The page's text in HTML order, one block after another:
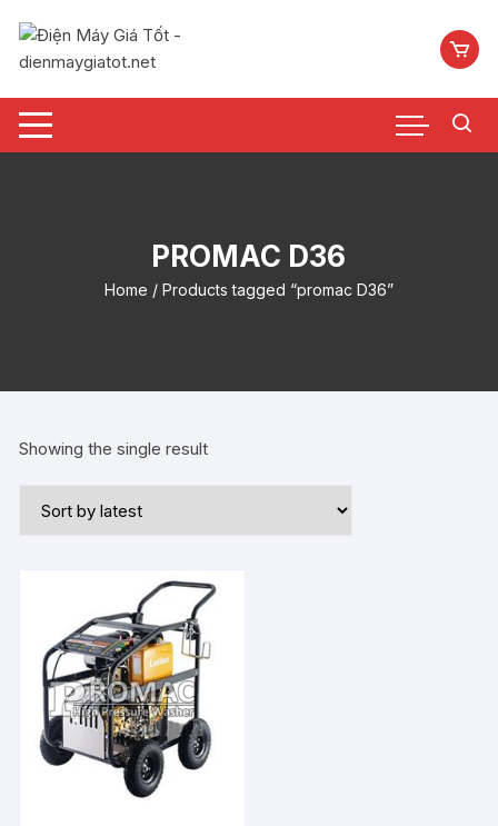
nội
PROMAC D36
Home / Products tagged “promac D36”
Showing the single result